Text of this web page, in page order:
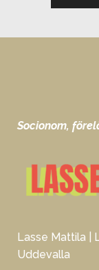
Socionom,
Lasse Mattila |
Uddevalla